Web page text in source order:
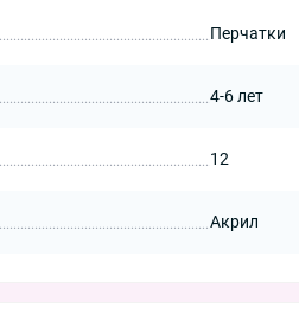
Перчатки
4-6 лет
12
Акрил